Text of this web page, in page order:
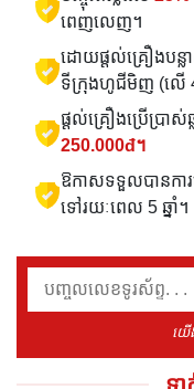
ពេញលេញ។
ដោយផ្តល់គ្រឿងបន្ល
ទីក្រុងហូជីមិញ (លើ
ផ្តល់គ្រឿងប្រើប្រាស់ឆ្
250.000đ។
ឱកាសទទួលបានការ
ទៅរយៈពេល 5 ឆ្នាំ។
យើ